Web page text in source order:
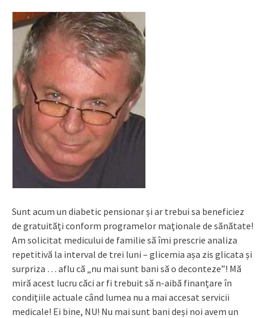
Sunt acum un diabetic pensionar și ar trebui sa beneficiez
de gratuități conform programelor maționale de sănătate!
Am solicitat medicului de familie să îmi prescrie analiza
repetitivă la interval de trei luni – glicemia așa zis glicata și
surpriza … aflu că „nu mai sunt bani să o deconteze”! Mă
miră acest lucru căci ar fi trebuit să n-aibă finanțare în
condițiile actuale când lumea nu a mai accesat servicii
medicale! Ei bine, NU! Nu mai sunt bani deși noi avem un